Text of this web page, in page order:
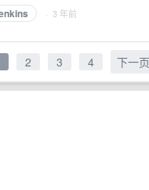
· 3 年前
2 3 4 下一页